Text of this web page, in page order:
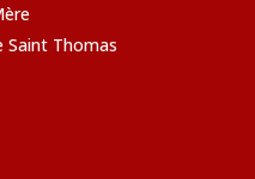
Saint Thomas